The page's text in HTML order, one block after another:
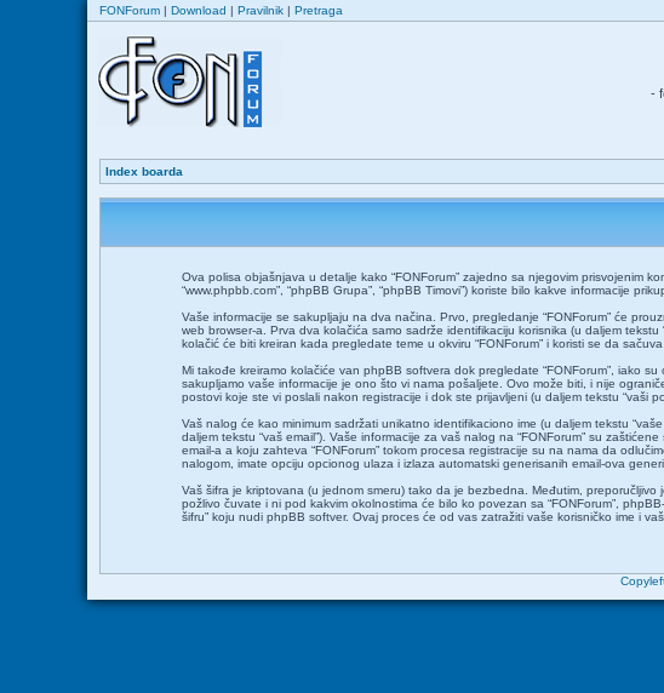
FONForum | Download | Pravilnik | Pretraga
-
Index boarda
Ova polisa objašnjava u detalje kako “FONForum” zajedno sa njegovim prisvojenim
“www.phpbb.com”, “phpBB Grupa”, “phpBB Timovi”) koriste bilo kakve informacije
Vaše informacije se sakupljaju na dva načina. Prvo, pregledanje “FONForum” će
web browser-a. Prva dva kolačića samo sadrže identifikaciju korisnika (u daljem
kolačić će biti kreiran kada pregledate teme u okviru “FONForum” i koristi se da
Mi takođe kreiramo kolačiće van phpBB softvera dok pregledate “FONForum”, iako
sakupljamo vaše informacije je ono što vi nama pošaljete. Ovo može biti, i nije
postovi koje ste vi poslali nakon registracije i dok ste prijavljeni (u daljem tekstu “vaši
Vaš nalog će kao minimum sadržati unikatno identifikaciono ime (u daljem tekstu
daljem tekstu “vaš email”). Vaše informacije za vaš nalog na “FONForum” su
email-a a koju zahteva “FONForum” tokom procesa registracije su na nama da
nalogom, imate opciju opcionog ulaza i izlaza automatski generisanih email-ova
Vaš šifra je kriptovana (u jednom smeru) tako da je bezbedna. Međutim,
požlivo čuvate i ni pod kakvim okolnostima će bilo ko povezan sa “FONForum”,
šifru” koju nudi phpBB softver. Ovaj proces će od vas zatražiti vaše korisničko ime i